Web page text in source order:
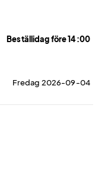
Beställidag före 14:00
Fredag 2026-09-04